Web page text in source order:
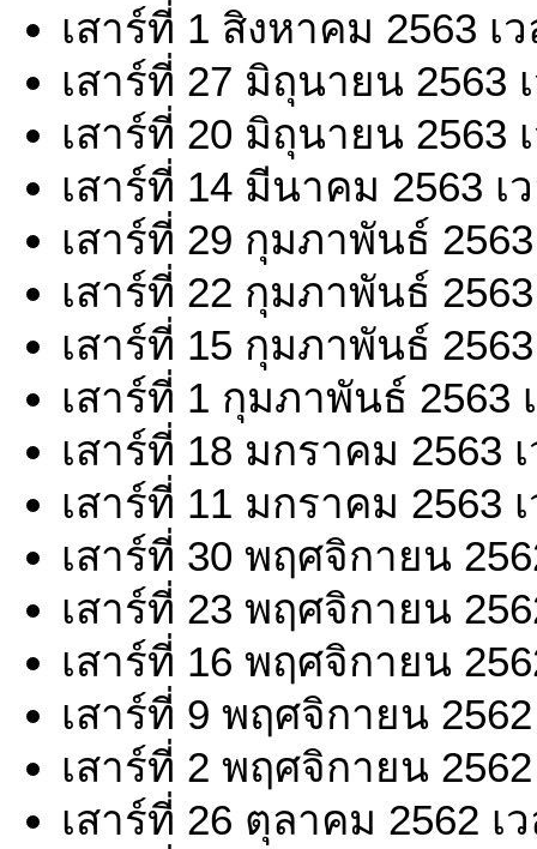
เสาร์ที่ 1 สิงหาคม 2563 เ
เสาร์ที่ 27 มิถุนายน 2563
เสาร์ที่ 20 มิถุนายน 2563
เสาร์ที่ 14 มีนาคม 2563 เ
เสาร์ที่ 29 กุมภาพันธ์
เสาร์ที่ 22 กุมภาพันธ์
เสาร์ที่ 15 กุมภาพันธ์
เสาร์ที่ 1 กุมภาพันธ์ 2563
เสาร์ที่ 18 มกราคม 2563
เสาร์ที่ 11 มกราคม 2563
เสาร์ที่ 30 พฤศจิกายน
เสาร์ที่ 23 พฤศจิกายน
เสาร์ที่ 16 พฤศจิกายน
เสาร์ที่ 9 พฤศจิกายน
เสาร์ที่ 2 พฤศจิกายน
เสาร์ที่ 26 ตุลาคม 2562 เ